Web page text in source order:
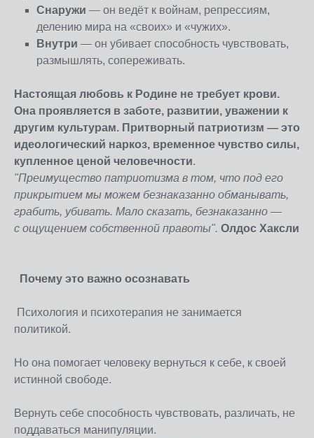
Снаружи — он ведёт к войнам, репрессиям,
делению мира на «своих» и «чужих».
Внутри — он убивает способность чувствовать,
размышлять, сопереживать.
Настоящая любовь к Родине не требует крови.
Она проявляется в заботе, развитии, уважении к
другим культурам. Притворный патриотизм — это
идеологический наркоз, временное чувство силы,
купленное ценой человечности.
"Преимущество патриотизма в том, что под его
прикрытием мы можем безнаказанно обманывать,
грабить, убивать. Мало сказать, безнаказанно —
с ощущением собственной правоты". Олдос Хаксли
Почему это важно осознавать
Психология и психотерапия не занимается
политикой.
Но она помогает человеку вернуться к себе, к своей
истинной свободе.
Вернуть себе способность чувствовать, различать, не
поддаваться манипуляции.